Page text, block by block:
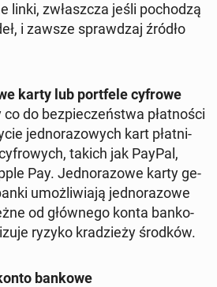
linki, zwłasz­cza jeśli po­cho­dzą
i zawsze spraw­dzaj źródło
karty lub port­fe­le cyfrowe
do bez­pie­czeń­stwa płat­no­ści
jed­no­ra­zo­wych kart płat­ni­
takich jak PayPal,
Pay. Jed­no­ra­zo­we karty ge­
umoż­li­wia­ją jed­no­ra­zo­we
od głów­ne­go konta ban­ko­
ryzyko kra­dzie­ży środków.
bankowe